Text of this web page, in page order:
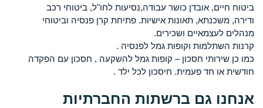
ביטוח חיים, אובדן כושר עבודה,נסיעות לחו"ל, ביטוחי רכב
ודירה, משכנתא, תאונות אישיות. פתיחת קרן פנסיה וביטוחי
מנהלים לעצמאיים ושכירים.
קרנות השתלמות וקופות גמל לפנסיה .
כמו כן שירותי חסכון – קופות גמל להשקעה , חסכון עם הפקדה
חודשית או חד פעמית. חיסכון לכל ילד .
אנחנו גם ברשתות החברתיות